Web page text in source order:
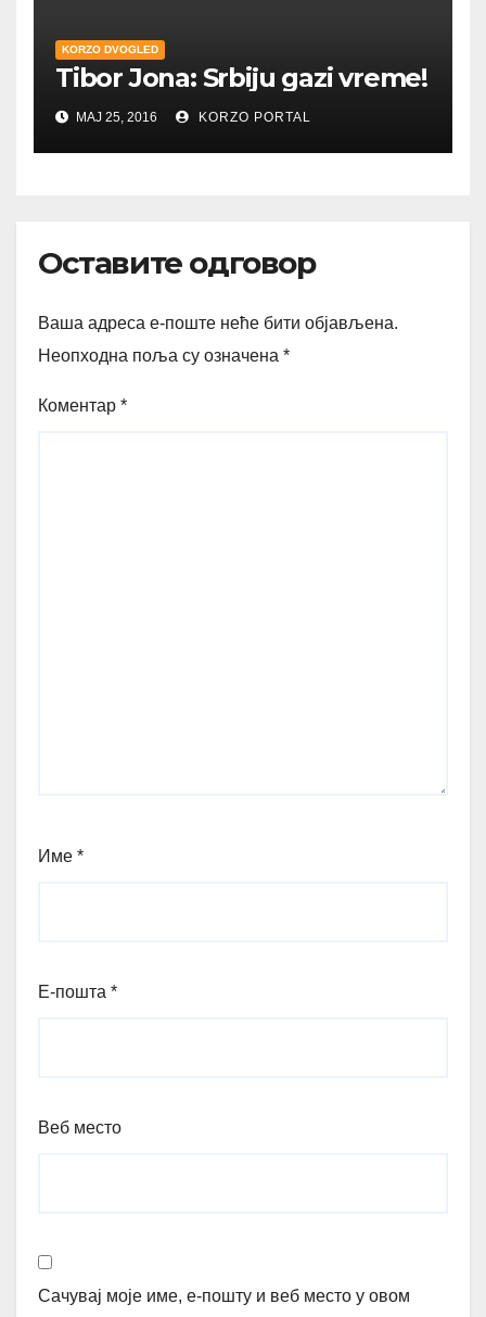
KORZO DVOGLED
Tibor Jona: Srbiju gazi vreme!
МАЈ 25, 2016 KORZO PORTAL
Оставите одговор
Ваша адреса е-поште неће бити објављена.
Неопходна поља су означена *
Коментар *
Име *
Е-пошта *
Веб место
Сачувај моје име, е-пошту и веб место у овом